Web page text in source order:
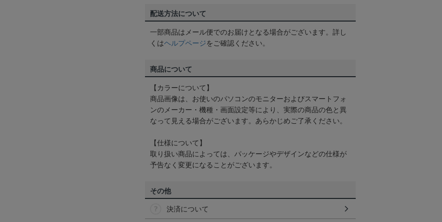
配送方法について
一部商品はメール便でのお届けとなる場合がございます。詳し
くはヘルプページをご確認ください。
商品について
【カラーについて】
商品画像は、お使いのパソコンのモニターおよびスマートフォ
ンのメーカー・機種・画面設定等により、実際の商品の色と異
なって見える場合がございます。あらかじめご了承ください。
【仕様について】
取り扱い商品によっては、パッケージやデザインなどの仕様が
予告なく変更になることがございます。
その他
決済について